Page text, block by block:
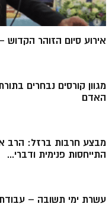
אירוע סיום הזוהר
מגוון קורסים נבחרים
האדם
מבצע חרבות ברזל: הרב
התייחסות פנימית ודברי...
עשרת ימי תשובה –